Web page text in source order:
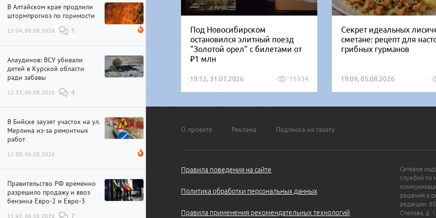
В Алтайском крае продлили
штормпрогноз по горимости
13:04, 06.08.2026 1
Алаудинов: ВСУ убивали
детей в Курской области
ради забавы
12:33, 06.08.2026 4
В Бийске заузят участок на ул.
Мерлина из-за ремонтных
работ
12:08, 06.08.2026
Правительство РФ временно
разрешило продажу и ввоз
бензина Евро-2 и Евро-3
11:42, 06.08.2026 7
Под Новосибирском
остановился элитный поезд
"Золотой орел" с билетами от
₽1 млн
19:12, 31.07.2026 15334
Секрет идеальных
сметане: рецепт для
грибных гурманов
19:09, 05.08.2026
О проекте Реклама Подписка на газету
Правила поведения на сайте
Политика обработки персональных данных
Правила применения рекомендательных технологий
Сетевое
службой по
решения о
редакции:
Спекова, д.